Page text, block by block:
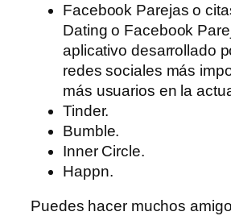
Facebook Parejas o
Dating o Facebook
aplicativo desarrollado
redes sociales más
más usuarios en la
Tinder.
Bumble.
Inner Circle.
Happn.
Puedes hacer muchos